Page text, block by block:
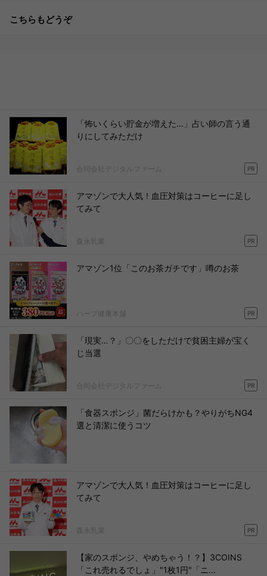
こちらもどうぞ
「怖いくらい貯金が増えた…」占い師の言う通
りにしてみただけ
合同会社デジタルファーム PR
アマゾンで大人気！血圧対策はコーヒーに足し
てみて
森永乳業 PR
アマゾン1位「このお茶ガチです」噂のお茶
ハーブ健康本舗 PR
「現実…？」〇〇をしただけで貧困主婦が宝く
じ当選
合同会社デジタルファーム PR
「食器スポンジ」菌だらけかも？やりがちNG4
選と清潔に使うコツ
アマゾンで大人気！血圧対策はコーヒーに足し
てみて
森永乳業 PR
【家のスポンジ、やめちゃう！？】3COINS
「これ売れるでしょ」"1枚1円"「ニ...